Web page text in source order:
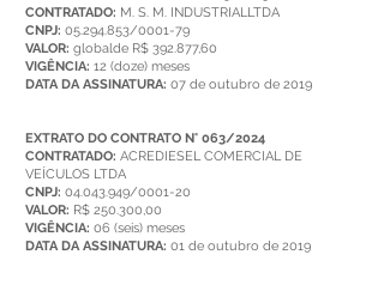
CONTRATADO: M. S. M. INDUSTRIALLTDA
CNPJ: 05.294.853/0001-79
VALOR: globalde R$ 392.877,60
VIGÊNCIA: 12 (doze) meses
DATA DA ASSINATURA: 07 de outubro de 2019
EXTRATO DO CONTRATO N° 063/2024
CONTRATADO: ACREDIESEL COMERCIAL DE
VEÍCULOS LTDA
CNPJ: 04.043.949/0001-20
VALOR: R$ 250.300,00
VIGÊNCIA: 06 (seis) meses
DATA DA ASSINATURA: 01 de outubro de 2019